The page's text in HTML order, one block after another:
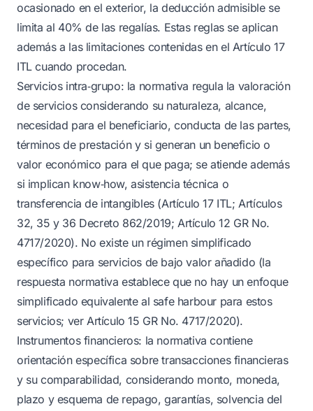
ocasionado en el exterior, la deducción admisible se
limita al 40% de las regalías. Estas reglas se aplican
además a las limitaciones contenidas en el Artículo 17
ITL cuando procedan.
Servicios intra‑grupo: la normativa regula la valoración
de servicios considerando su naturaleza, alcance,
necesidad para el beneficiario, conducta de las partes,
términos de prestación y si generan un beneficio o
valor económico para el que paga; se atiende además
si implican know‑how, asistencia técnica o
transferencia de intangibles (Artículo 17 ITL; Artículos
32, 35 y 36 Decreto 862/2019; Artículo 12 GR No.
4717/2020). No existe un régimen simplificado
específico para servicios de bajo valor añadido (la
respuesta normativa establece que no hay un enfoque
simplificado equivalente al safe harbour para estos
servicios; ver Artículo 15 GR No. 4717/2020).
Instrumentos financieros: la normativa contiene
orientación específica sobre transacciones financieras
y su comparabilidad, considerando monto, moneda,
plazo y esquema de repago, garantías, solvencia del